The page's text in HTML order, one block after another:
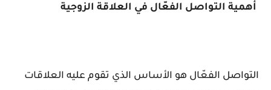
أهمية التواصل الفعّال في العلاقة الزوجية
التواصل الفعّال هو الأساس الذي تقوم عليه العلاقات